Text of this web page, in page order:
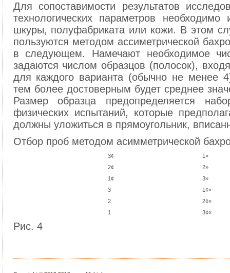
Для сопоставимости результатов
технологических параметров
шкуры, полуфабриката или кожи. В этом
пользуются методом ассиметрической
в следующем. Намечают необходимое
задаются числом образцов (полосок),
для каждого варианта (обычно не менее
тем более достоверным будет среднее
Размер образца предопределяется
физических испытаний, которые
должны уложиться в прямоугольник,
Отбор проб методом асимметрической
3¢
1»
2¢
2»
1¢
3»
3
1¢«
2
2¢«
1
3¢«
Рис. 4